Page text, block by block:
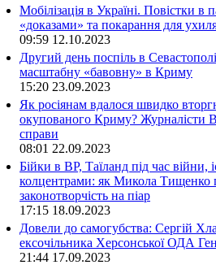
Мобілізація в Україні. Повістки в
«доказами» та покарання для
09:59 12.10.2023
Другий день поспіль в
масштабну «бавовну» в Криму
15:20 23.09.2023
Як росіянам вдалося швидко
окупованого Криму? Журналісти
справи
08:01 22.09.2023
Бійки в ВР, Таїланд під час війни,
колцентрами: як Микола Тищенко
законотворчість на піар
17:15 18.09.2023
Довели до самогубства: Сергій
ексочільника Херсонської ОДА
21:44 17.09.2023